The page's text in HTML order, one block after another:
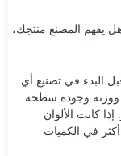
يفهم المصنع منتجك،
البدء في تصنيع أي
ووزنه وجودة سطحه
كانت الألوان
في الكميات